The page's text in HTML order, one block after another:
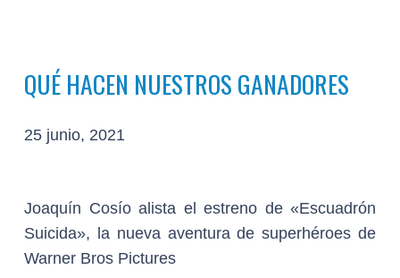
QUÉ HACEN NUESTROS GANADORES
25 junio, 2021
Joaquín Cosío alista el estreno de «Escuadrón
Suicida», la nueva aventura de superhéroes de
Warner Bros Pictures